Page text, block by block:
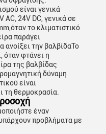
είναι γενικά
24V DC, γενικά σε
το κλιματιστικό
παράγει
ανοίξει την βαλβίδαΤο
όταν φτάνει η
της βαλβίδας
δύναμη
είναι
τη θερμοκρασία.
έναν
προβλήματα με